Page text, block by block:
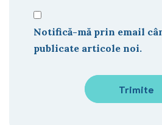
Notifică-mă prin email
publicate articole noi.